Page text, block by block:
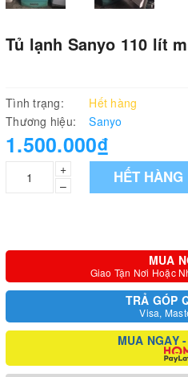
Tủ lạnh Sanyo 110 lít
Tình trạng:
Hết hàng
Thương hiệu:
Sanyo
1.500.000₫
+
–
HẾT HÀNG
MUA
Giao Tận Nơi Hoặc
TRẢ GÓP
Visa,
MUA NGAY